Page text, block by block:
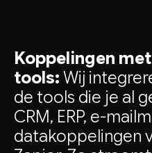
Koppelingen
tools: Wij
de tools die je al
CRM, ERP, e-
datakoppelingen